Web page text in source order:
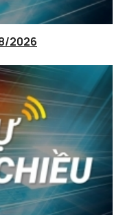
2026